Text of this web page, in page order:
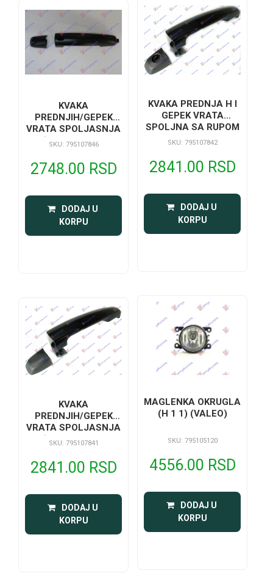
KVAKA
PREDNJIH/GEPEK
VRATA SPOLJASNJA
(BEZ RUPE ZA
SKU: 795107846
2748.00 RSD
DODAJ U
KORPU
KVAKA PREDNJA H I
GEPEK VRATA
SPOLJNA SA RUPOM
SKU: 795107842
2841.00 RSD
DODAJ U
KORPU
KVAKA
PREDNJIH/GEPEK
VRATA SPOLJASNJA
(BEZ RUPE ZA
SKU: 795107841
2841.00 RSD
DODAJ U
KORPU
MAGLENKA OKRUGLA
(H 1 1) (VALEO)
SKU: 795105120
4556.00 RSD
DODAJ U
KORPU